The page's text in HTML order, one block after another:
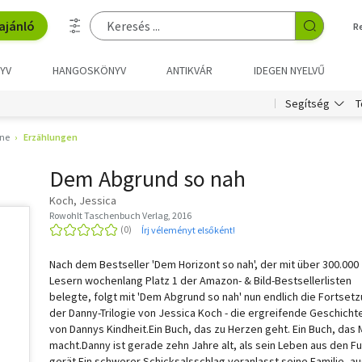
HANGOSKÖNYV ANTIKVÁR IDEGEN NYELVŰ
Segítség
Erzählungen
Dem Abgrund so nah
Koch, Jessica
Rowohlt Taschenbuch Verlag, 2016
Írj véleményt elsőként!
Nach dem Bestseller 'Dem Horizont so nah', der mit über 300.000
Lesern wochenlang Platz 1 der Amazon- & Bild-Bestsellerlisten
belegte, folgt mit 'Dem Abgrund so nah' nun endlich die
der Danny-Trilogie von Jessica Koch - die ergreifende
von Dannys Kindheit.Ein Buch, das zu Herzen geht. Ein Buch, das
macht.Danny ist gerade zehn Jahre alt, als sein Leben aus den